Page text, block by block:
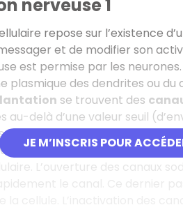
JE M’INSCRIS POUR
nerveuse 1
repose sur l’existence
et de modifier son
est permise par les
plasmique des dendrites ou
se trouvent des
au-delà d’une valeur seuil
Na+, ce qui dépolarise la
de canauxpotassiques
L’ouverture des canaux